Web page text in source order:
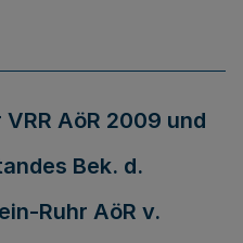
AöR 2009 und
Bek. d.
Ruhr AöR v.